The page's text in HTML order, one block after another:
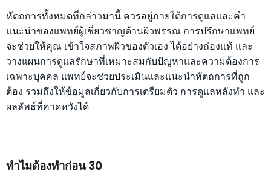
หัตถการทั้งหมดที่กล่าวมานี้ ควรอยู่ภายใต้การดูแลและคำ
แนะนำของแพทย์ผู้เชี่ยวชาญด้านผิวพรรณ การปรึกษาแพทย์
จะช่วยให้คุณ เข้าใจสภาพผิวของตัวเอง ได้อย่างถ่องแท้ และ
วางแผนการดูแลรักษาที่เหมาะสมกับปัญหาและความต้องการ
เฉพาะบุคคล แพทย์จะช่วยประเมินและแนะนำหัตถการที่ถูก
ต้อง รวมถึงให้ข้อมูลเกี่ยวกับการเตรียมตัว การดูแลหลังทำ และ
ผลลัพธ์ที่คาดหวังได้
ทำไมต้องทำก่อน 30